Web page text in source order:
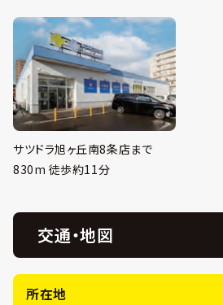
交通・地図
所在地
サツドラ旭ヶ丘南8条店まで
830m 徒歩約11分